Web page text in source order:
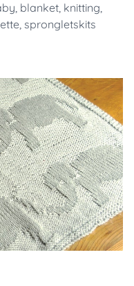
, blanket, knitting,
, sprongletskits